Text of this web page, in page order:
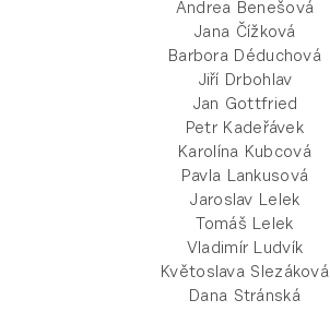
Andrea Benešová
Jana Čížková
Barbora Déduchová
Jiří Drbohlav
Jan Gottfried
Petr Kadeřávek
Karolína Kubcová
Pavla Lankusová
Jaroslav Lelek
Tomáš Lelek
Vladimír Ludvík
Květoslava Slezáková
Dana Stránská